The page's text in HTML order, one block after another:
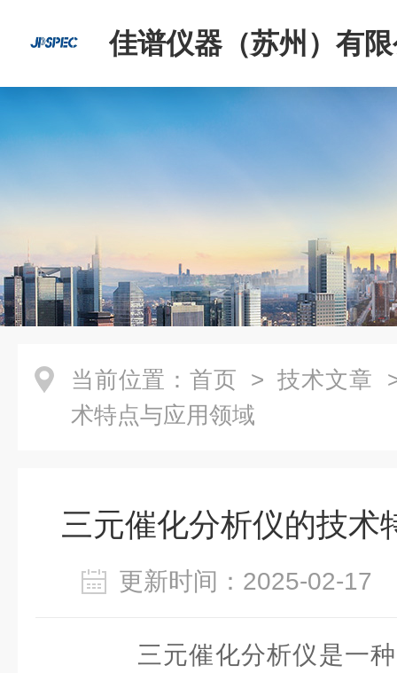
佳谱仪器（苏州）有
当前位置： 首页 > 技术文章
术特点与应用领域
三元催化分析仪的技术
更新时间：2025-02-
三元催化分析仪是一种